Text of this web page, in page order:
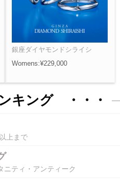
銀座ダイヤモンドシライシ
Womens:¥229,000
キング ・・・
上まで
ニティ・アンティーク